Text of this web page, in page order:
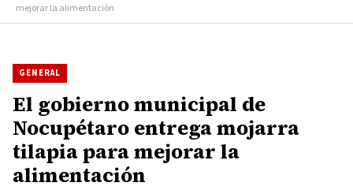
mejorar la alimentación
GENERAL
El gobierno municipal de
Nocupétaro entrega mojarra
tilapia para mejorar la
alimentación